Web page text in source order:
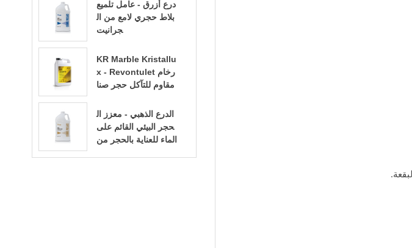
درع أزرق - عامل تلميع
بلاط حجري لامع من ال
جرانيت
KR Marble Kristallu
x - Revontulet رخام
مقاوم للتآكل حجر صنا
لميع أرضيات تيرازو
الدرع الذهبي - معزز ال
حجر البيئي القائم على
الماء للعناية بالحجر من